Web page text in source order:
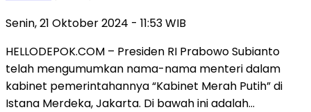
Senin, 21 Oktober 2024 - 11:53 WIB
HELLODEPOK.COM – Presiden RI Prabowo Subianto
telah mengumumkan nama-nama menteri dalam
kabinet pemerintahannya “Kabinet Merah Putih” di
Istana Merdeka, Jakarta. Di bawah ini adalah…